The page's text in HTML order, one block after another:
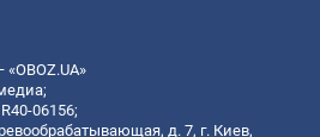
06156;
д. 7, г. Киев,